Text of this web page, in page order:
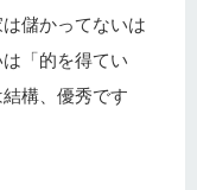
儲かってないは
「的を得てい
構、優秀です